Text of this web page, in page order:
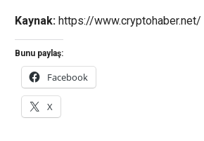
Kaynak: https://www.cryptohaber.net/
Bunu paylaş:
Facebook
X